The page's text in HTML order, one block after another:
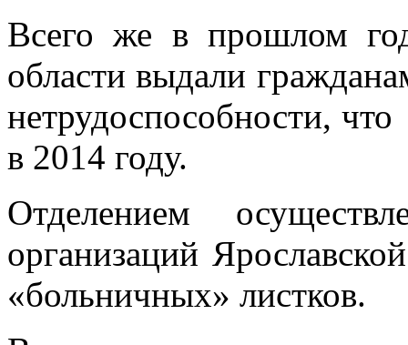
Всего же в прошлом
области выдали
в 2014 году.
Отделением
организаций
«больничных» листков.